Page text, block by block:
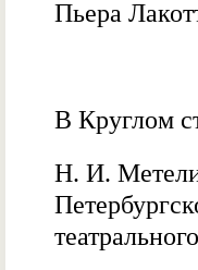
Пьера
В Круглом
Н. И.